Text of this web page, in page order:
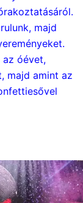
majd
óévet,
majd amint az